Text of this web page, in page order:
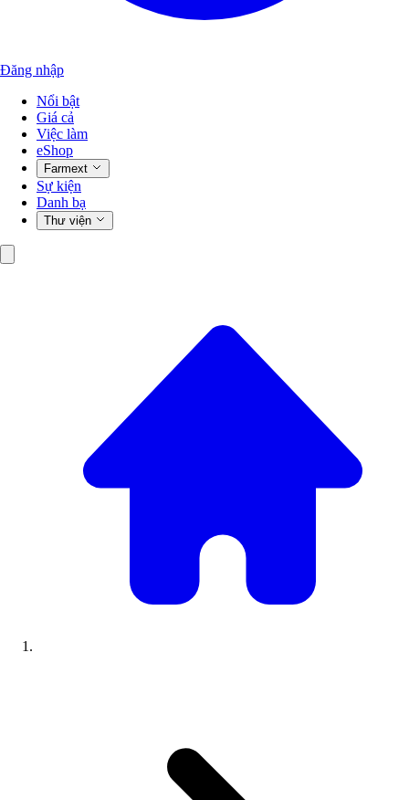
Đăng nhập
Nổi bật
Giá cả
Việc làm
eShop
Farmext
Sự kiện
Danh bạ
Thư viện